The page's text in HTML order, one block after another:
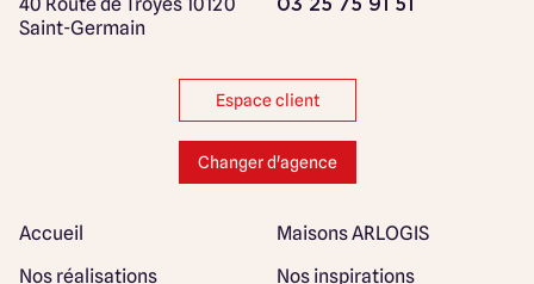
40 Route de Troyes10120
Saint-Germain
03 25 75 91 51
Espace client
Changer d'agence
Accueil
Maisons ARLOGIS
Nos réalisations
Nos inspirations